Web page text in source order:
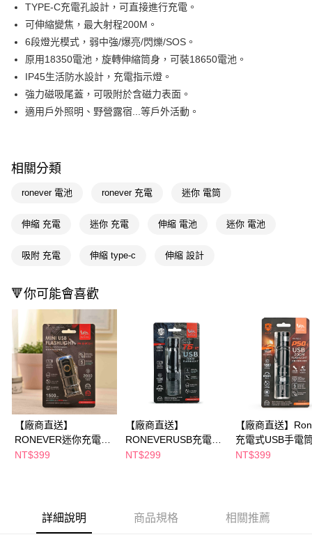
Apple Pay
街口支付
悠遊付
Google Pay
AFTEE先享後付
便利好安心！
１．簡單：不需註冊會員、不需綁卡、不需儲值。
２．便利：只要手機號碼，簡訊認證，即可結帳。
【「AFTEE先享後付」結帳流程】
結帳頁面，進行簡訊認證並確認金額後，即可完成結帳。
ATM／網路銀行／等多元方式進行付款，方視為交易完成。
※ 請注意：結帳手續完成當下不需立刻繳費，但若您需要取消訂單，請聯絡
購買商品的店家。未經商家同意取消之訂單仍視為有效，需透過AFTEE先享
後付繳納相關費用。
※ 交易是否成功請以「AFTEE先享後付 」之結帳頁面顯示為準，若有關於
是否繳費成功／繳費後需取消欲退款等相關疑問，請聯繫「AFTEE先享後付
客戶支援中心」https://netprotections.freshdesk.com/support/home
【注意事項】
１．透過由恩沛科技股份有限公司提供之「AFTEE先享後付」服務完成之交
易，需依本服務之必要範圍內提供個人資料，並將交易相關給付款項請求債
權轉讓予恩沛科技股份有限公司。
２．關於個人資料處理事宜，請瀏覽以下網址：
https://aftee.tw/terms/#terms3
時審查核予不同之上限額度；若仍有額度不足之情形，本公司將視審查結果
每筆NT$100，滿NT$590(含以上)免運費
TYPE-C充電孔設計，可直接進行充電。
可伸縮變焦，最大射程200M。
6段燈光模式，弱中強/爆亮/閃爍/SOS。
原用18350電池，旋轉伸縮筒身，可裝18650電池。
IP45生活防水設計，充電指示燈。
強力磁吸尾蓋，可吸附於含磁力表面。
適用戶外照明、野營露宿...等戶外活動。
相關分類
ronever 電池 ronever 充電 迷你 電筒
伸縮 充電 迷你 充電 伸縮 電池 迷你 電池
吸附 充電 伸縮 type-c 伸縮 設計
🔻你可能會喜歡
【廠商直送】
RONEVER迷你充電式
手電筒
NT$399
【廠商直送】
RONEVERUSB充電式
手電筒
NT$299
【廠商直送】
充電式USB手電
1
NT$399
詳細說明 商品規格 相關推薦